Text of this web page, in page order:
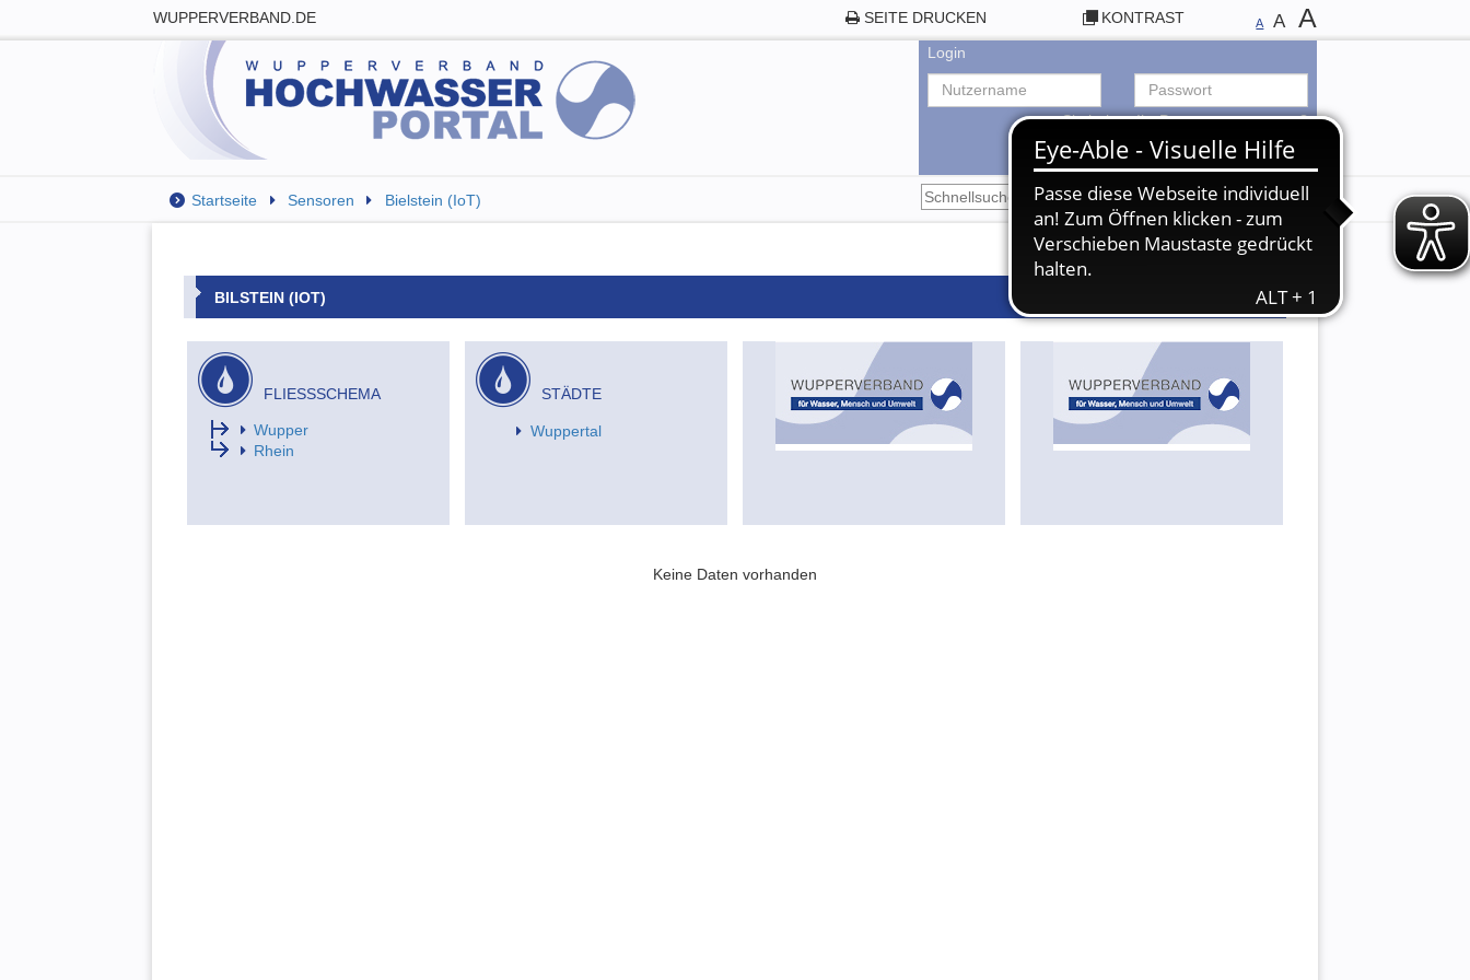
WUPPERVERBAND.DE SEITE DRUCKEN KONTRAST A A A
Login
Sie haben Ihr Passwort vergessen?
ANMELDEN
Startseite Sensoren Bielstein (IoT)
BILSTEIN (IOT)
FLIESSSCHEMA
Wupper
Rhein
STÄDTE
Wuppertal
Keine Daten vorhanden